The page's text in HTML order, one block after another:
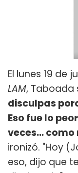
El lunes 19 de
LAM, Taboada
disculpas
Eso fue lo
veces...
ironizó. "Hoy
eso, dijo que